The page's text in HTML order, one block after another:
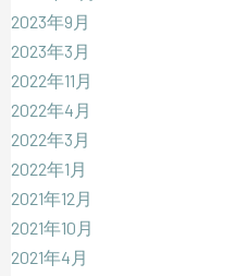
2023年9月
2023年3月
2022年11月
2022年4月
2022年3月
2022年1月
2021年12月
2021年10月
2021年4月